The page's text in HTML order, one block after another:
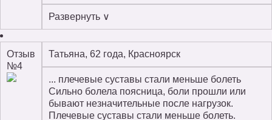
Развернуть ∨
Отзыв
№4
Татьяна, 62 года, Красноярск
... плечевые суставы стали меньше болеть
Сильно болела поясница, боли прошли или
бывают незначительные после нагрузок.
Плечевые суставы стали меньше болеть.